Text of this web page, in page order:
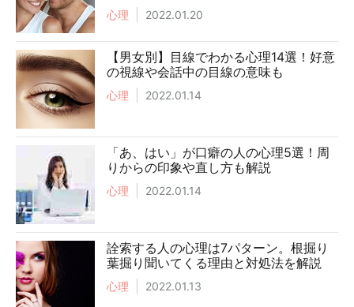
心理 2022.01.20
【男女別】目線でわかる心理14選！好意
の視線や会話中の目線の意味も
心理 2022.01.14
「あ、はい」が口癖の人の心理5選！周
りからの印象や直し方も解説
心理 2022.01.14
詮索する人の心理は7パターン。根掘り
葉掘り聞いてくる理由と対処法を解説
心理 2022.01.13